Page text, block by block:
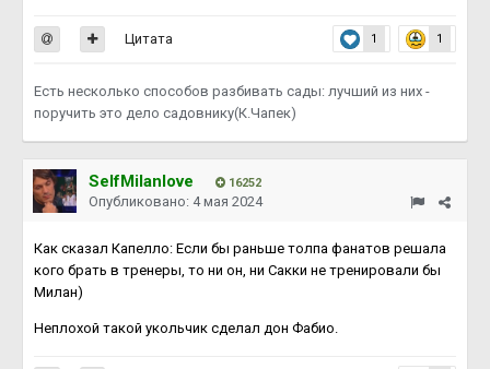
1 1
Цитата
Есть несколько способов разбивать сады: лучший из них -
поручить это дело садовнику(К.Чапек)
SelfMilanlove 16252
Опубликовано: 4 мая 2024
Как сказал Капелло: Если бы раньше толпа фанатов решала
кого брать в тренеры, то ни он, ни Сакки не тренировали бы
Милан)
Неплохой такой укольчик сделал дон Фабио.